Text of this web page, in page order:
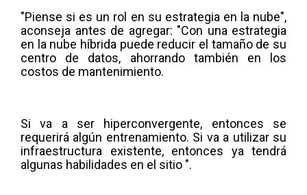
"Piense si es un rol en su estrategia en la nube",
aconseja antes de agregar: "Con una estrategia
en la nube híbrida puede reducir el tamaño de su
centro de datos, ahorrando también en los
costos de mantenimiento.
Si va a ser hiperconvergente, entonces se
requerirá algún entrenamiento. Si va a utilizar su
infraestructura existente, entonces ya tendrá
algunas habilidades en el sitio ".